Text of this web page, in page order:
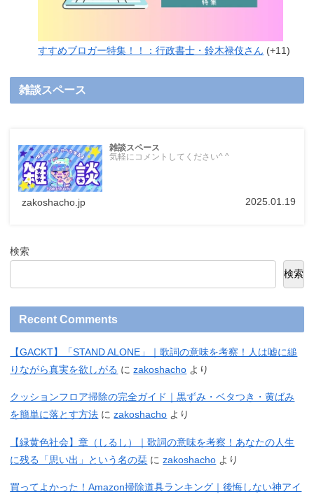
すすめブロガー特集！！：行政書士・鈴木禄伎さん +11
雑談スペース
雑談スペース
気軽にコメントしてください^ ^
zakoshacho.jp 2025.01.19
検索
検索
Recent Comments
【GACKT】「STAND ALONE」｜歌詞の意味を考察！人は嘘に縋
りながら真実を欲しがる にzakoshacho より
クッションフロア掃除の完全ガイド｜黒ずみ・ベタつき・黄ばみ
を簡単に落とす方法 にzakoshacho より
【緑黄色社会】章（しるし）｜歌詞の意味を考察！あなたの人生
に残る「思い出」という名の栞 にzakoshacho より
買ってよかった！Amazon掃除道具ランキング｜後悔しない神アイ